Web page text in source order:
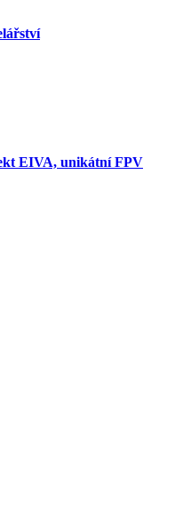
EIVA, unikátní FPV